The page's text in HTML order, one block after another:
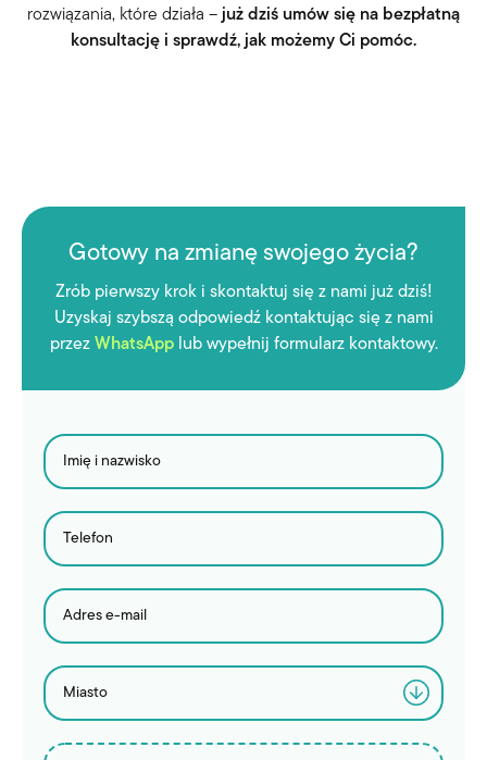
rozwiązania, które działa – już dziś umów się na bezpłatną
konsultację i sprawdź, jak możemy Ci pomóc.
Gotowy na zmianę swojego życia?
Zrób pierwszy krok i skontaktuj się z nami już dziś!
Uzyskaj szybszą odpowiedź kontaktując się z nami
przez WhatsApplub wypełnij formularz kontaktowy.